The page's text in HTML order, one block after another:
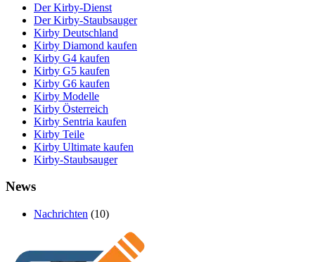
Der Kirby-Dienst
Der Kirby-Staubsauger
Kirby Deutschland
Kirby Diamond kaufen
Kirby G4 kaufen
Kirby G5 kaufen
Kirby G6 kaufen
Kirby Modelle
Kirby Österreich
Kirby Sentria kaufen
Kirby Teile
Kirby Ultimate kaufen
Kirby-Staubsauger
News
Nachrichten (10)